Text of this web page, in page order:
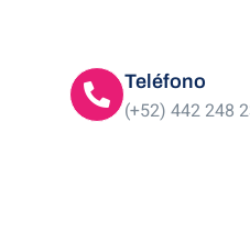
Teléfono
(+52) 442 248